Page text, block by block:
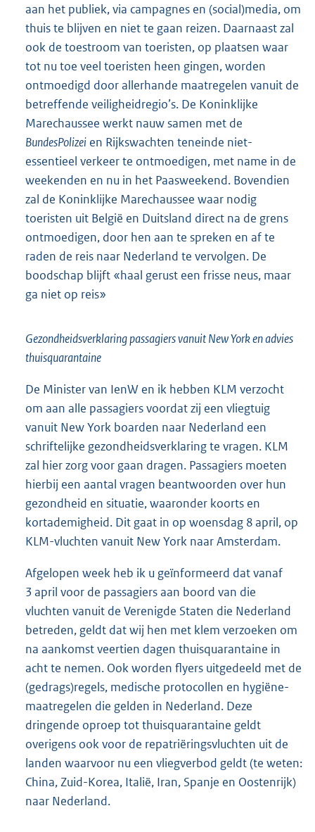
aan het publiek, via campagnes en (social)media, om
thuis te blijven en niet te gaan reizen. Daarnaast zal
ook de toestroom van toeristen, op plaatsen waar
tot nu toe veel toeristen heen gingen, worden
ontmoedigd door allerhande maatregelen vanuit de
betreffende veiligheidregio’s. De Koninklijke
Marechaussee werkt nauw samen met de
BundesPolizei en Rijkswachten teneinde niet-
essentieel verkeer te ontmoedigen, met name in de
weekenden en nu in het Paasweekend. Bovendien
zal de Koninklijke Marechaussee waar nodig
toeristen uit België en Duitsland direct na de grens
ontmoedigen, door hen aan te spreken en af te
raden de reis naar Nederland te vervolgen. De
boodschap blijft «haal gerust een frisse neus, maar
ga niet op reis»
Gezondheidsverklaring passagiers vanuit New York en advies
thuisquarantaine
De Minister van IenW en ik hebben KLM verzocht
om aan alle passagiers voordat zij een vliegtuig
vanuit New York boarden naar Nederland een
schriftelijke gezondheidsverklaring te vragen. KLM
zal hier zorg voor gaan dragen. Passagiers moeten
hierbij een aantal vragen beantwoorden over hun
gezondheid en situatie, waaronder koorts en
kortademigheid. Dit gaat in op woensdag 8 april, op
KLM-vluchten vanuit New York naar Amsterdam.
Afgelopen week heb ik u geïnformeerd dat vanaf
3 april voor de passagiers aan boord van die
vluchten vanuit de Verenigde Staten die Nederland
betreden, geldt dat wij hen met klem verzoeken om
na aankomst veertien dagen thuisquarantaine in
acht te nemen. Ook worden flyers uitgedeeld met de
(gedrags)regels, medische protocollen en hygiëne-
maatregelen die gelden in Nederland. Deze
dringende oproep tot thuisquarantaine geldt
overigens ook voor de repatriëringsvluchten uit de
landen waarvoor nu een vliegverbod geldt (te weten:
China, Zuid-Korea, Italië, Iran, Spanje en Oostenrijk)
naar Nederland.